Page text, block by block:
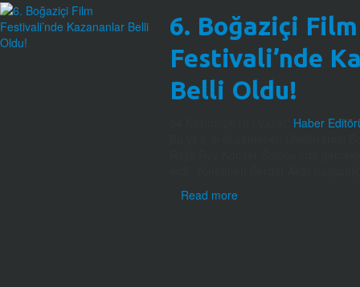
6. Boğaziçi Film
Festivali’nde
Belli Oldu!
Haber
Read more